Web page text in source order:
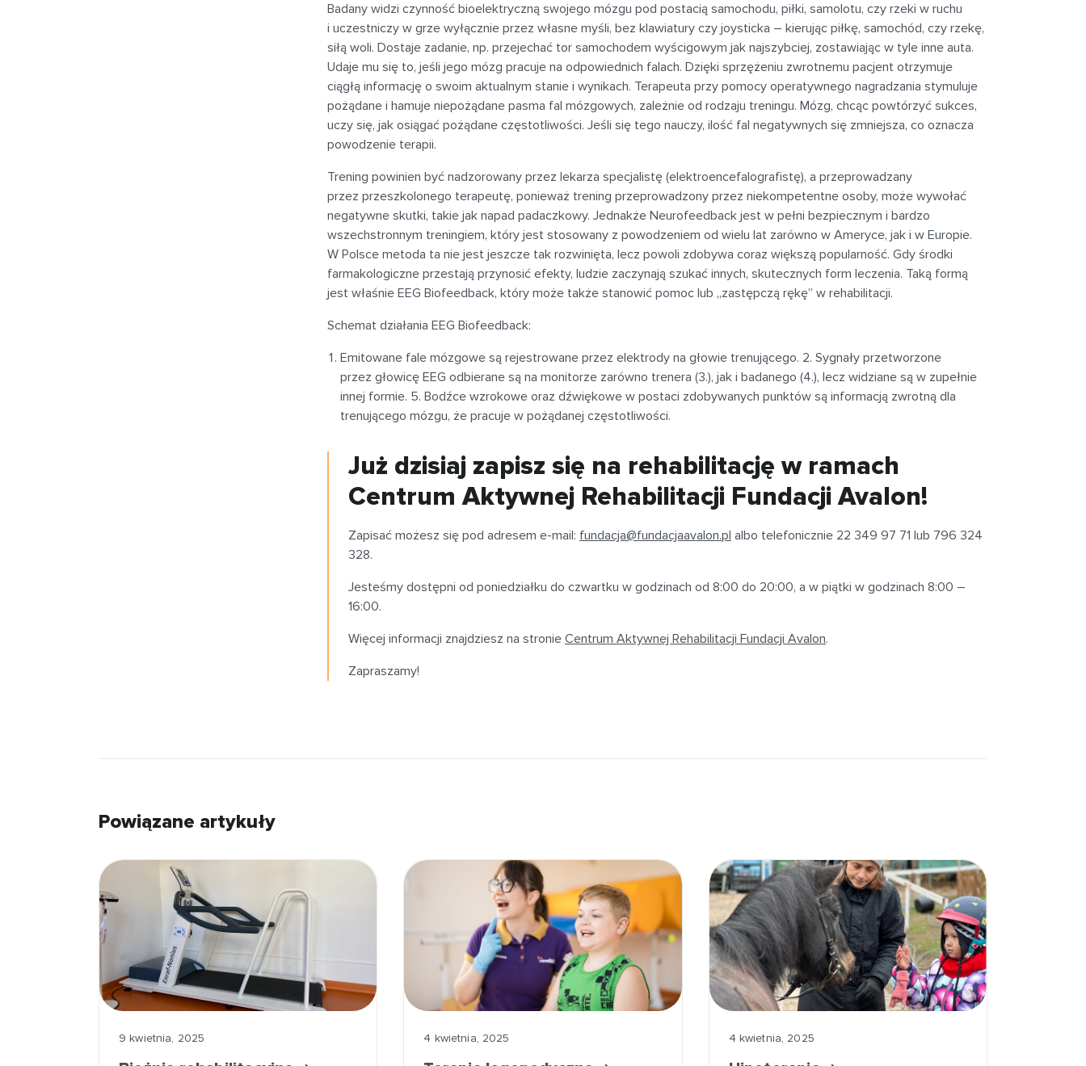
Badany widzi czynność bioelektryczną swojego mózgu pod postacią samochodu, piłki, samolotu, czy rzeki w ruchu
i uczestniczy w grze wyłącznie przez własne myśli, bez klawiatury czy joysticka – kierując piłkę, samochód, czy rzekę,
siłą woli. Dostaje zadanie, np. przejechać tor samochodem wyścigowym jak najszybciej, zostawiając w tyle inne auta.
Udaje mu się to, jeśli jego mózg pracuje na odpowiednich falach. Dzięki sprzężeniu zwrotnemu pacjent otrzymuje
ciągłą informację o swoim aktualnym stanie i wynikach. Terapeuta przy pomocy operatywnego nagradzania stymuluje
pożądane i hamuje niepożądane pasma fal mózgowych, zależnie od rodzaju treningu. Mózg, chcąc powtórzyć sukces,
uczy się, jak osiągać pożądane częstotliwości. Jeśli się tego nauczy, ilość fal negatywnych się zmniejsza, co oznacza
powodzenie terapii.
Trening powinien być nadzorowany przez lekarza specjalistę (elektroencefalografistę), a przeprowadzany
przez przeszkolonego terapeutę, ponieważ trening przeprowadzony przez niekompetentne osoby, może wywołać
negatywne skutki, takie jak napad padaczkowy. Jednakże Neurofeedback jest w pełni bezpiecznym i bardzo
wszechstronnym treningiem, który jest stosowany z powodzeniem od wielu lat zarówno w Ameryce, jak i w Europie.
W Polsce metoda ta nie jest jeszcze tak rozwinięta, lecz powoli zdobywa coraz większą popularność. Gdy środki
farmakologiczne przestają przynosić efekty, ludzie zaczynają szukać innych, skutecznych form leczenia. Taką formą
jest właśnie EEG Biofeedback, który może także stanowić pomoc lub „zastępczą rękę” w rehabilitacji.
Schemat działania EEG Biofeedback:
Emitowane fale mózgowe są rejestrowane przez elektrody na głowie trenującego. 2. Sygnały przetworzone
przez głowicę EEG odbierane są na monitorze zarówno trenera (3.), jak i badanego (4.), lecz widziane są w zupełnie
innej formie. 5. Bodźce wzrokowe oraz dźwiękowe w postaci zdobywanych punktów są informacją zwrotną dla
trenującego mózgu, że pracuje w pożądanej częstotliwości.
Już dzisiaj zapisz się na rehabilitację w ramach
Centrum Aktywnej Rehabilitacji Fundacji Avalon!
Zapisać możesz się pod adresem e-mail: fundacja@fundacjaavalon.pl albo telefonicznie 22 349 97 71 lub 796 324
328.
Jesteśmy dostępni od poniedziałku do czwartku w godzinach od 8:00 do 20:00, a w piątki w godzinach 8:00 –
16:00.
Więcej informacji znajdziesz na stronie Centrum Aktywnej Rehabilitacji Fundacji Avalon.
Zapraszamy!
Powiązane artykuły
9 kwietnia, 2025 4 kwietnia, 2025 4 kwietnia, 2025